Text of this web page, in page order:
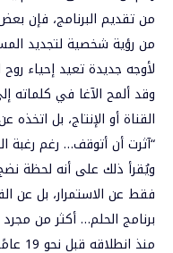
من تقديم البرنامج، فإن
من رؤية شخصية لتجديد
لأوجه جديدة تعيد إحياء
وقد ألمح الآغا في كلماته
القناة أو الإنتاج، بل
“آثرت أن أتوقف… رغم رغبة
ويُقرأ ذلك على أنه لحظة
فقط عن الاستمرار، بل عن
برنامج الحلم… أكثر من
منذ